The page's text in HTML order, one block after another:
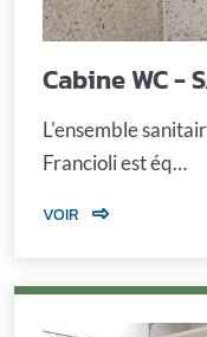
Cabine WC -
L'ensemble
Francioli est éq…
VOIR